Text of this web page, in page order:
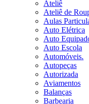
Ateliê
Ateliê de
Aulas
Auto Elétrica
Auto
Auto Escola
Automóveis.
Autopeças
Autorizada
Aviamentos
Balanças
Barbearia